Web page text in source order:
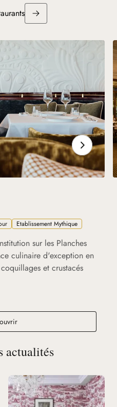
Etablissement Mythique
sur les Planches
culinaire d'exception en
et crustacés
Ciro's Deauville
actualités